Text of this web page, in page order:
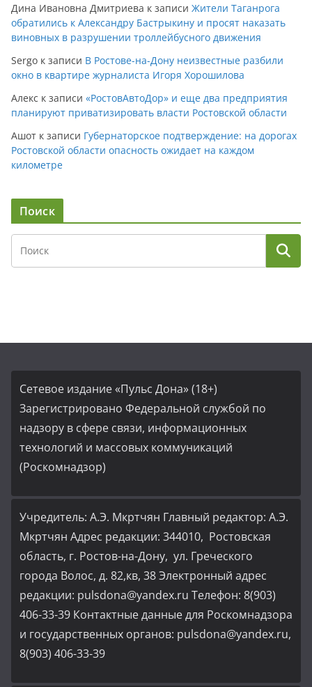
Дина Ивановна Дмитриева к записи Жители Таганрога
обратились к Александру Бастрыкину и просят наказать
виновных в разрушении троллейбусного движения
Sergo к записи В Ростове-на-Дону неизвестные разбили
окно в квартире журналиста Игоря Хорошилова
Алекс к записи «РостовАвтоДор» и еще два предприятия
планируют приватизировать власти Ростовской области
Ашот к записи Губернаторское подтверждение: на дорогах
Ростовской области опасность ожидает на каждом
километре
Поиск
Сетевое издание «Пульс Дона» (18+)
Зарегистрировано Федеральной службой по
надзору в сфере связи, информационных
технологий и массовых коммуникаций
(Роскомнадзор)
Учредитель: А.Э. Мкртчян Главный редактор: А.Э.
Мкртчян Адрес редакции: 344010, Ростовская
область, г. Ростов-на-Дону, ул. Греческого
города Волос, д. 82,кв, 38 Электронный адрес
редакции: pulsdona@yandex.ru Телефон: 8(903)
406-33-39 Контактные данные для Роскомнадзора
и государственных органов: pulsdona@yandex.ru,
8(903) 406-33-39